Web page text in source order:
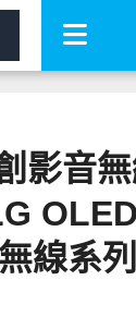
影音
無線系列